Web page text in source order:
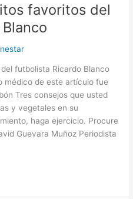
favoritos del
futbolista Ricardo Blanco
de este artículo fue
Tres consejos que usted
y vegetales en su
haga ejercicio. Procure
Guevara Muñoz Periodista